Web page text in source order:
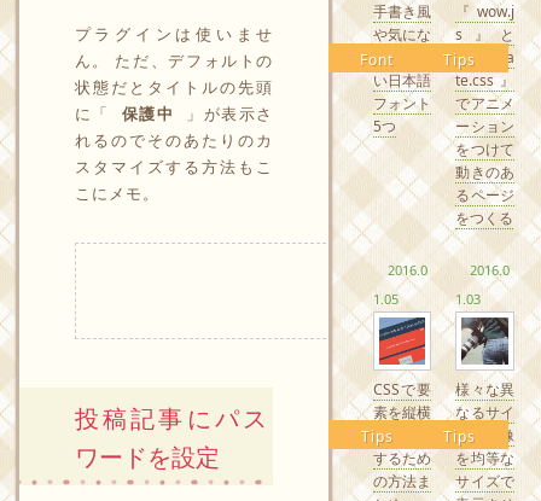
プラグインは使いませ
ん。 ただ、デフォルトの
状態だとタイトルの先頭
に「
保護中
」が表示さ
れるのでそのあたりのカ
スタマイズする方法もこ
こにメモ。
投稿記事にパス
ワードを設定
Font
手書き風
や気にな
るかわい
い日本語
フォント
5つ
Tips
『wow.j
s』と
『Anima
te.css』
でアニメ
ーション
をつけて
動きのあ
るページ
をつくる
2016.0
1.05
Tips
CSSで要
素を縦横
中央配置
するため
の方法ま
2016.0
1.03
Tips
様々な異
なるサイ
ズの画像
を均等な
サイズで